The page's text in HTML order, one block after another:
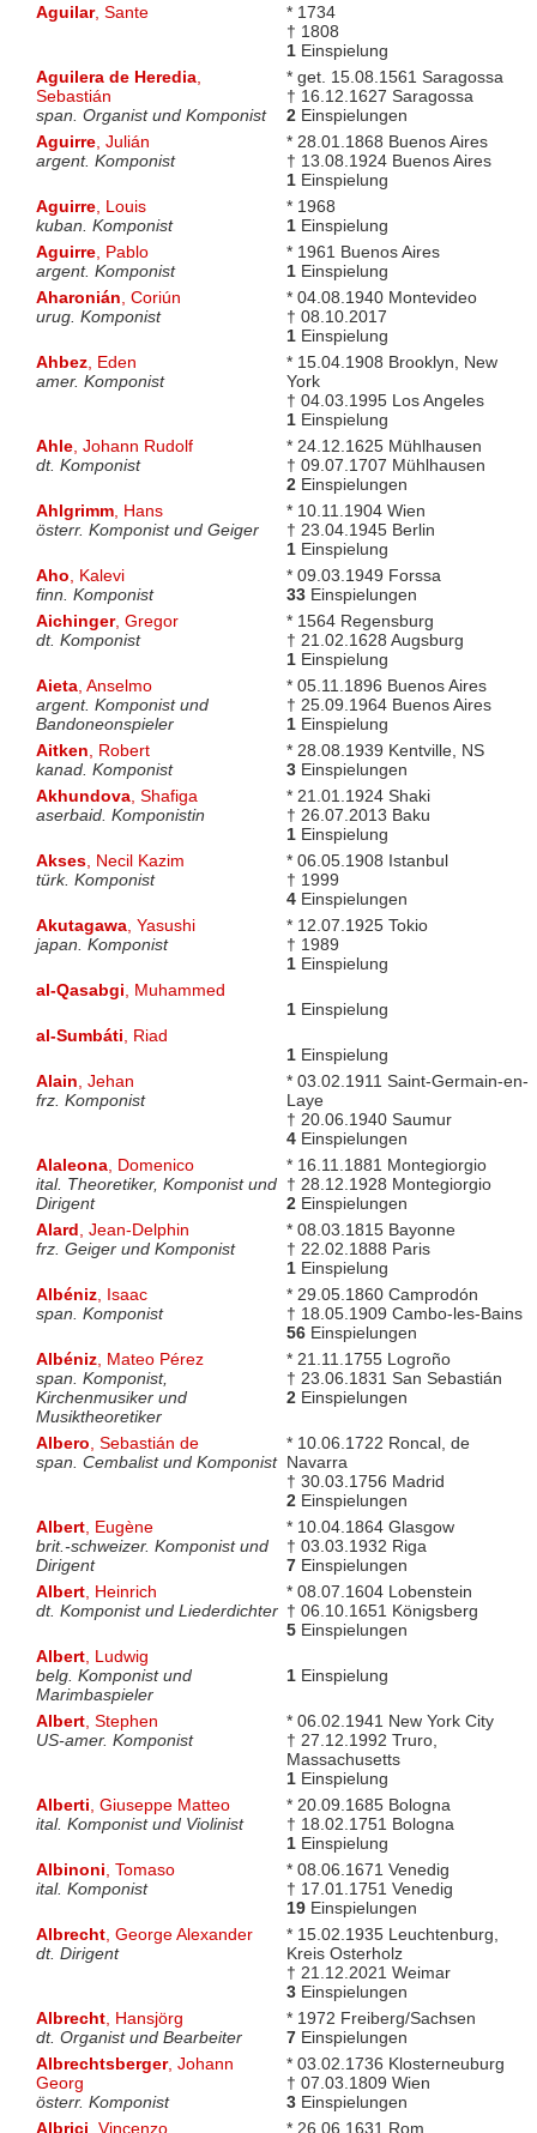
Aguilar, Sante
* 1734
† 1808
1Einspielung
Aguilera de Heredia,
Sebastián
span. Organist und Komponist
* get. 15.08.1561 Saragossa
† 16.12.1627 Saragossa
2Einspielungen
Aguirre, Julián
argent. Komponist
* 28.01.1868 Buenos Aires
† 13.08.1924 Buenos Aires
1Einspielung
Aguirre, Louis
kuban. Komponist
* 1968
1Einspielung
Aguirre, Pablo
argent. Komponist
* 1961 Buenos Aires
1Einspielung
Aharonián , Coriún
urug. Komponist
* 04.08.1940 Montevideo
† 08.10.2017
1Einspielung
Ahbez, Eden
amer. Komponist
* 15.04.1908 Brooklyn, New
York
† 04.03.1995 Los Angeles
1Einspielung
Ahle, Johann Rudolf
dt. Komponist
* 24.12.1625 Mühlhausen
† 09.07.1707 Mühlhausen
2Einspielungen
Ahlgrimm, Hans
österr. Komponist und Geiger
* 10.11.1904 Wien
† 23.04.1945 Berlin
1Einspielung
Aho , Kalevi
finn. Komponist
* 09.03.1949 Forssa
33Einspielungen
Aichinger, Gregor
dt. Komponist
* 1564 Regensburg
† 21.02.1628 Augsburg
1Einspielung
Aieta, Anselmo
argent. Komponist und
Bandoneonspieler
* 05.11.1896 Buenos Aires
† 25.09.1964 Buenos Aires
1Einspielung
Aitken , Robert
kanad. Komponist
* 28.08.1939 Kentville, NS
3Einspielungen
Akhundova, Shafiga
aserbaid. Komponistin
* 21.01.1924 Shaki
† 26.07.2013 Baku
1Einspielung
Akses, Necil Kazim
türk. Komponist
* 06.05.1908 Istanbul
† 1999
4Einspielungen
Akutagawa, Yasushi
japan. Komponist
* 12.07.1925 Tokio
† 1989
1Einspielung
al-Qasabgi , Muhammed
1Einspielung
al-Sumbáti , Riad
1Einspielung
Alain , Jehan
frz. Komponist
* 03.02.1911 Saint-Germain-en-
Laye
† 20.06.1940 Saumur
4Einspielungen
Alaleona, Domenico
ital. Theoretiker, Komponist und
Dirigent
* 16.11.1881 Montegiorgio
† 28.12.1928 Montegiorgio
2Einspielungen
Alard , Jean-Delphin
frz. Geiger und Komponist
* 08.03.1815 Bayonne
† 22.02.1888 Paris
1Einspielung
Albéniz, Isaac
span. Komponist
* 29.05.1860 Camprodón
† 18.05.1909 Cambo-les-Bains
56Einspielungen
Albéniz, Mateo Pérez
span. Komponist,
Kirchenmusiker und
Musiktheoretiker
* 21.11.1755 Logroño
† 23.06.1831 San Sebastián
2Einspielungen
Albero , Sebastián de
span. Cembalist und Komponist
* 10.06.1722 Roncal, de
Navarra
† 30.03.1756 Madrid
2Einspielungen
Albert, Eugène
brit.-schweizer. Komponist und
Dirigent
* 10.04.1864 Glasgow
† 03.03.1932 Riga
7Einspielungen
Albert, Heinrich
dt. Komponist und Liederdichter
* 08.07.1604 Lobenstein
† 06.10.1651 Königsberg
5Einspielungen
Albert, Ludwig
belg. Komponist und
Marimbaspieler
1Einspielung
Albert, Stephen
US-amer. Komponist
* 06.02.1941 New York City
† 27.12.1992 Truro,
Massachusetts
1Einspielung
Alberti , Giuseppe Matteo
ital. Komponist und Violinist
* 20.09.1685 Bologna
† 18.02.1751 Bologna
1Einspielung
Albinoni , Tomaso
ital. Komponist
* 08.06.1671 Venedig
† 17.01.1751 Venedig
19Einspielungen
Albrecht, George Alexander
dt. Dirigent
* 15.02.1935 Leuchtenburg,
Kreis Osterholz
† 21.12.2021 Weimar
3Einspielungen
Albrecht, Hansjörg
dt. Organist und Bearbeiter
* 1972 Freiberg/Sachsen
7Einspielungen
Albrechtsberger, Johann
Georg
österr. Komponist
* 03.02.1736 Klosterneuburg
† 07.03.1809 Wien
3Einspielungen
Albrici , Vincenzo * 26.06.1631 Rom